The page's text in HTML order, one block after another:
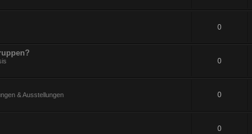
0
0
& Ausstellungen 0
0